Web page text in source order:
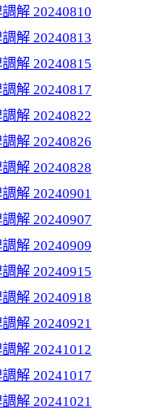
解 20240810
解 20240813
解 20240815
解 20240817
解 20240822
解 20240826
解 20240828
解 20240901
解 20240907
解 20240909
解 20240915
解 20240918
解 20240921
解 20241012
解 20241017
解 20241021